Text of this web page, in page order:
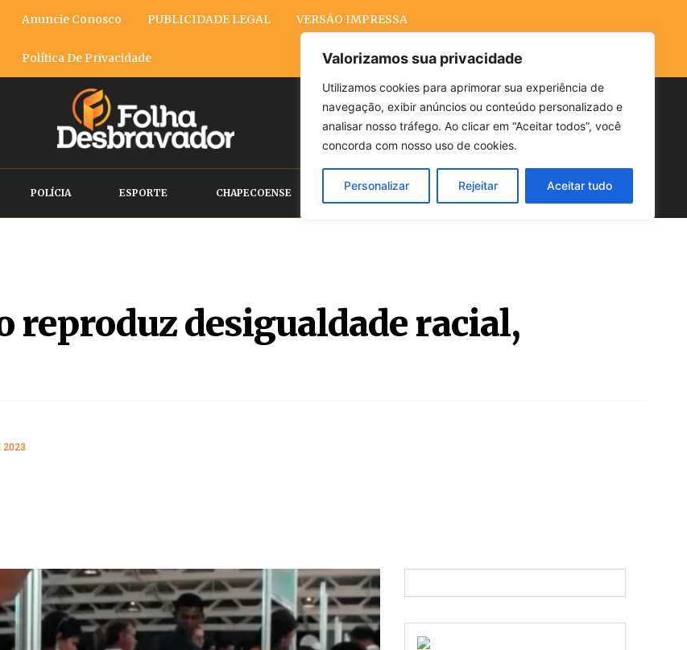
Valorizamos sua privacidade
Utilizamos cookies para aprimorar sua experiência de
navegação, exibir anúncios ou conteúdo personalizado e
analisar nosso tráfego. Ao clicar em “Aceitar todos”, você
concorda com nosso uso de cookies.
Personalizar Rejeitar Aceitar tudo
Anuncie Conosco PUBLICIDADE LEGAL VERSÃO IMPRESSA
Política De Privacidade
Buscar
POLÍCIA ESPORTE CHAPECOENSE POLÍTICA CLIMA ECONOMIA
reproduz desigualdade racial,
2023